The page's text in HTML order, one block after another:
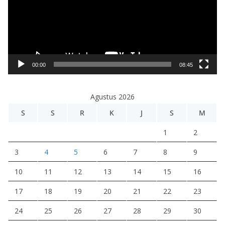
d
00:00 08:45
Agustus 2026
S
S R K J S M
1 2
3 4 5 6 7 8 9
10 11 12 13 14 15 16
17 18 19 20 21 22 23
24 25 26 27 28 29 30